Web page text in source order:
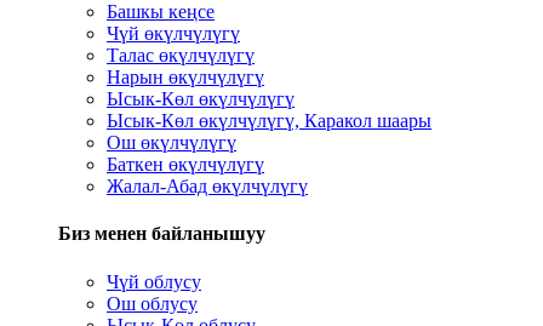
Башкы кеңсе
Чүй өкүлчүлүгү
Талас өкүлчүлүгү
Нарын өкүлчүлүгү
Ысык-Көл өкүлчүлүгү
Ысык-Көл өкүлчүлүгү, Каракол шаары
Ош өкүлчүлүгү
Баткен өкүлчүлүгү
Жалал-Абад өкүлчүлүгү
Биз менен байланышуу
Чүй облусу
Ош облусу